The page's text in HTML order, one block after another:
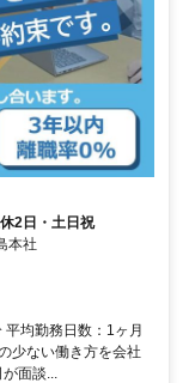
2日・土日祝
本社
均勤務日数：1ヶ月
少ない働き方を会社
面談...